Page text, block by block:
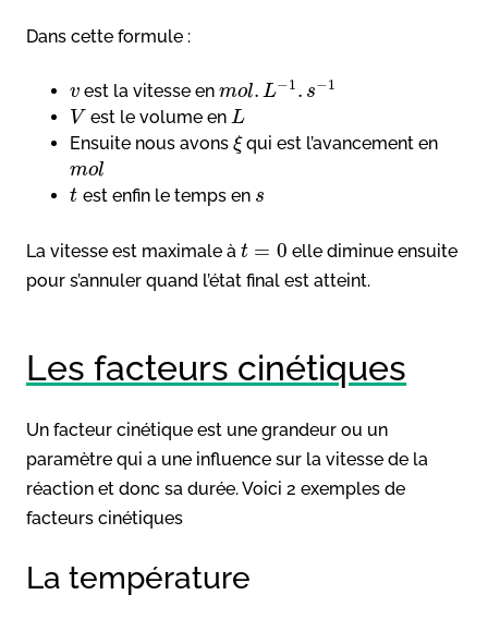
Dans cette formule :
v est la vitesse enmol. L−1. s−1
V est le volume enL
Ensuite nous avons ξqui est l’avancement en
mol
t est enfin le temps en s
La vitesse est maximale à t = 0 elle diminue ensuite
pour s’annuler quand l’état final est atteint.
Les facteurs cinétiques
Un facteur cinétique est une grandeur ou un
paramètre qui a une influence sur la vitesse de la
réaction et donc sa durée. Voici 2 exemples de
facteurs cinétiques
La température